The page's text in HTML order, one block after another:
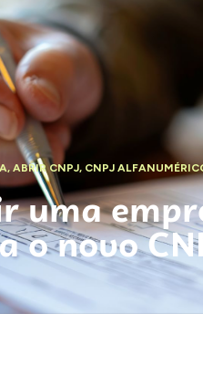
,ABRIR CNPJ, CNPJ
uma
o novo